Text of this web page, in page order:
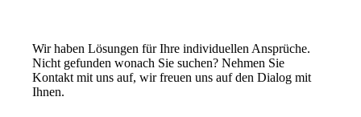
Wir haben Lösungen für Ihre individuellen Ansprüche.
Nicht gefunden wonach Sie suchen? Nehmen Sie
Kontakt mit uns auf, wir freuen uns auf den Dialog mit
Ihnen.